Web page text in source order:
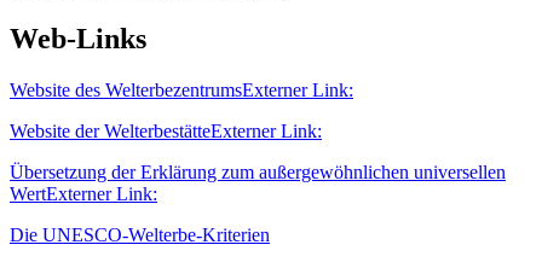
Web-Links
Website des WelterbezentrumsExterner Link:
Website der WelterbestätteExterner Link:
Übersetzung der Erklärung zum außergewöhnlichen universellen
WertExterner Link:
Die UNESCO-Welterbe-Kriterien